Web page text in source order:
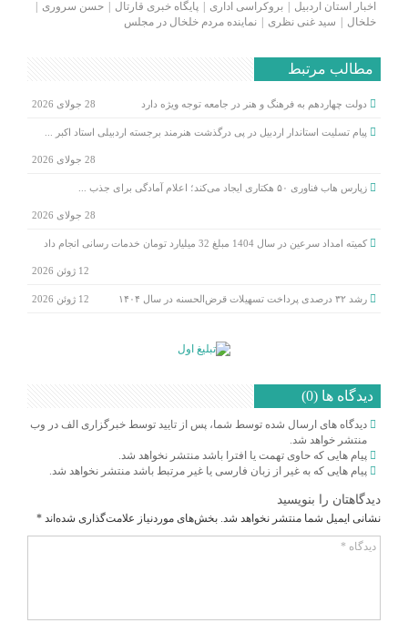
اخبار استان اردبیل بروکراسی اداری پایگاه خبری قارتال
حسن سروری
خلخال
سید غنی نظری نماینده مردم خلخال در مجلس
مطالب مرتبط
دولت چهاردهم به فرهنگ و هنر در جامعه توجه ویژه دارد 28 جولای 2026
پیام تسلیت استاندار اردبیل در پی درگذشت هنرمند برجسته اردبیلی استاد اکبر ...
28 جولای 2026
زپارس هاب فناوری ۵۰ هکتاری ایجاد می‌کند؛ اعلام آمادگی برای جذب ...
28 جولای 2026
کمیته امداد سرعین در سال 1404 مبلغ 32 میلیارد تومان خدمات رسانی انجام داد
12 ژوئن 2026
رشد ۳۲ درصدی پرداخت تسهیلات قرض‌الحسنه در سال ۱۴۰۴ 12 ژوئن 2026
دیدگاه ها (0)
دیدگاه های ارسال شده توسط شما، پس از تایید توسط خبرگزاری الف در وب
منتشر خواهد شد.
پیام هایی که حاوی تهمت یا افترا باشد منتشر نخواهد شد.
پیام هایی که به غیر از زبان فارسی یا غیر مرتبط باشد منتشر نخواهد شد.
دیدگاهتان را بنویسید
نشانی ایمیل شما منتشر نخواهد شد. بخش‌های موردنیاز علامت‌گذاری شده‌اند *
دیدگاه *